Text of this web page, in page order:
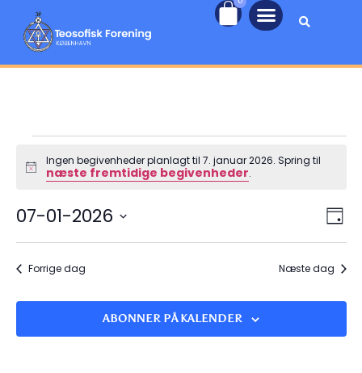
Notice
Ingen begivenheder planlagt til 7. januar 2026. Spring til
næste fremtidige begivenheder.
af
DAG
07-01-2026
dato.
Forrige dag Næste dag
ABONNER PÅ KALENDER